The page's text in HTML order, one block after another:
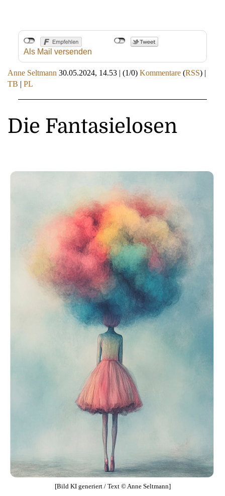
Als Mail versenden
Anne Seltmann 30.05.2024, 14.53 | (1/0) Kommentare (RSS) |
TB | PL
Die Fantasielosen
[Bild KI generiert / Text © Anne Seltmann]